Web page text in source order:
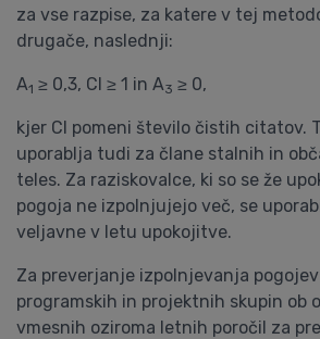
za vse razpise, za katere v tej
drugače, naslednji:
A1 ≥ 0,3, CI ≥ 1 in A3 ≥ 0,
kjer CI pomeni število čistih citatov.
uporablja tudi za člane stalnih in
teles. Za raziskovalce, ki so se že
pogoja ne izpolnjujejo več, se
veljavne v letu upokojitve.
Za preverjanje izpolnjevanja
programskih in projektnih skupin ob
vmesnih oziroma letnih poročil za